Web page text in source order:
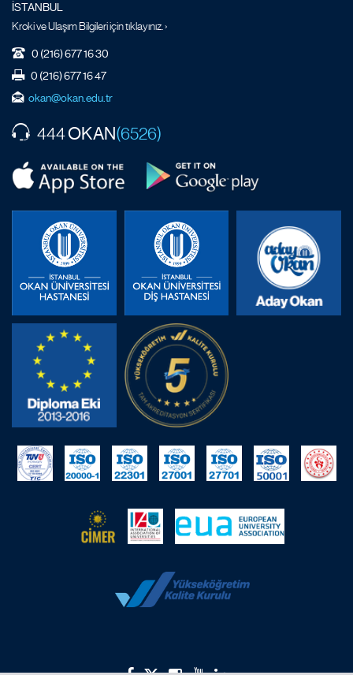
İSTANBUL
Kroki ve Ulaşım Bilgileri için tıklayınız. ›
0 (216) 677 16 30
0 (216) 677 16 47
okan@okan.edu.tr
444OKAN(6526)